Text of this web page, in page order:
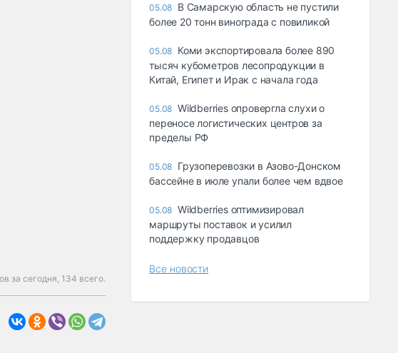
за сегодня, 134 всего.
05.08 В Самарскую область не пустили
более 20 тонн винограда с повиликой
05.08 Коми экспортировала более 890
тысяч кубометров лесопродукции в
Китай, Египет и Ирак с начала года
05.08 Wildberries опровергла слухи о
переносе логистических центров за
пределы РФ
05.08 Грузоперевозки в Азово-Донском
бассейне в июле упали более чем вдвое
05.08 Wildberries оптимизировал
маршруты поставок и усилил
поддержку продавцов
Все новости